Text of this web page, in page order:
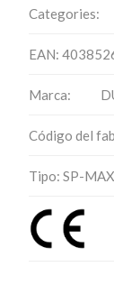
Categories:
EAN:
Marca:
Código del
Tipo: SP-